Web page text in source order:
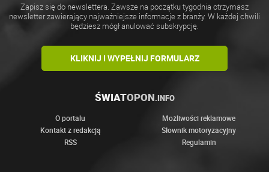
Zapisz się do newslettera. Zawsze na początku tygodnia otrzymasz
newsletter zawierający najważniejsze informacje z branży. W każdej chwili
będziesz mógł anulować subskrypcję.
KLIKNIJ I WYPEŁNIJ FORMULARZ
ŚWIATOPON.INFO
O portalu
Możliwości reklamowe
Kontakt z redakcją
Słownik motoryzacyjny
RSS
Regulamin